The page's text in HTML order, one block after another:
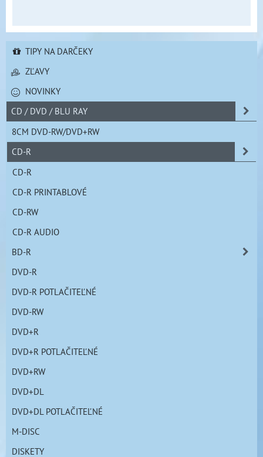
TIPY NA DARČEKY
ZĽAVY
NOVINKY
CD / DVD / BLU RAY
8CM DVD-RW/DVD+RW
CD-R
CD-R
CD-R PRINTABLOVÉ
CD-RW
CD-R AUDIO
BD-R
DVD-R
DVD-R POTLAČITEĽNÉ
DVD-RW
DVD+R
DVD+R POTLAČITEĽNÉ
DVD+RW
DVD+DL
DVD+DL POTLAČITEĽNÉ
M-DISC
DISKETY